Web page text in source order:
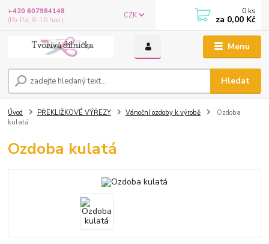
Menu
CZK
Hledat
+420 607984148
(Po-Pá, 8-16 hod.)
0 ks
za 0,00 Kč
Úvod PŘEKLIŽKOVÉ VÝŘEZY Vánoční ozdoby k výrobě
Ozdoba
kulatá
Ozdoba kulatá